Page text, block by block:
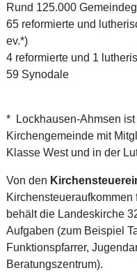
Rund 125.000
65 reformierte und
ev.*)
4 reformierte und 1
59 Synodale
* Lockhausen-Ahmsen
Kirchengemeinde mit
Klasse West und in der
Von den
behält die Landeskirche
Aufgaben (zum Beispiel
Funktionspfarrer,
Beratungszentrum).